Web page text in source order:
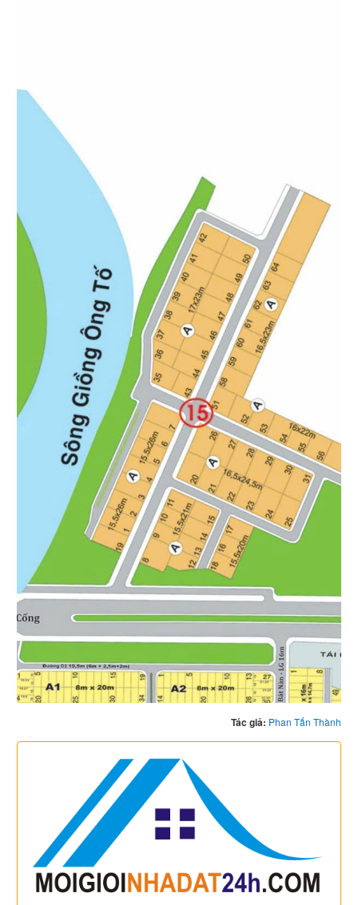
Tác giả: Phan Tấn Thành